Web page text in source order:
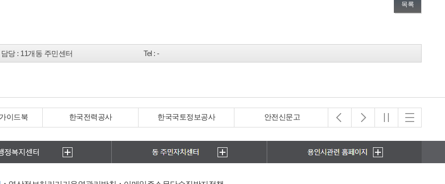
목록
담당: 11개동 주민센터 Tel: -
공사 한국국토정보공사 안전신문고 아동보호전문기관 초록우산 어린이재단